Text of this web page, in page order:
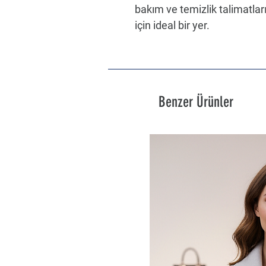
bakım ve temizlik
için ideal bir yer.
Benzer Ürünler